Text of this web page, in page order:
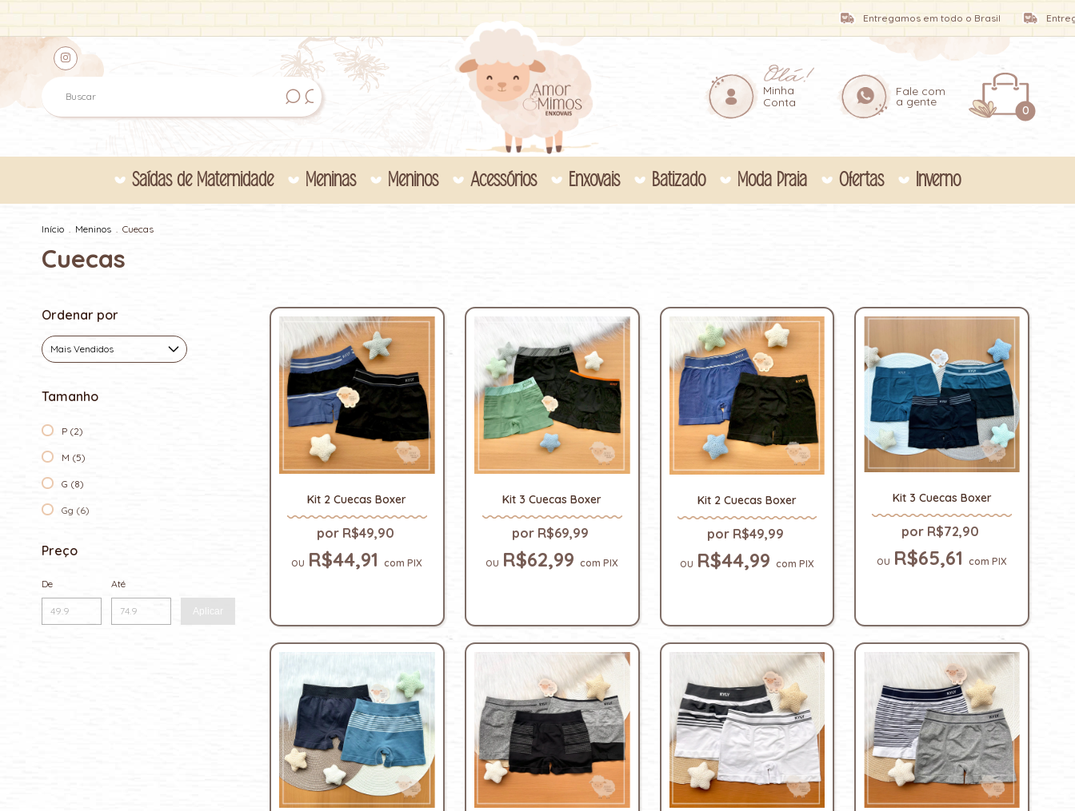
Entregamos em todo o Brasil Entregamos
Minha
Conta
Fale com
a gente
0
Saídas de Maternidade Meninas Meninos Acessórios Enxovais Batizado Moda Praia Ofertas Inverno
Início . Meninos . Cuecas
Cuecas
Ordenar por
Tamanho
P (2)
M (5)
G (8)
Gg (6)
Preço
De Até
Aplicar
Kit 2 Cuecas Boxer
R$49,90
R$44,91com PIX
Kit 3 Cuecas Boxer
R$69,99
R$62,99com PIX
Kit 2 Cuecas Boxer
R$49,99
R$44,99 com PIX
Kit 3 Cuecas Boxer
R$72,90
R$65,61com PIX